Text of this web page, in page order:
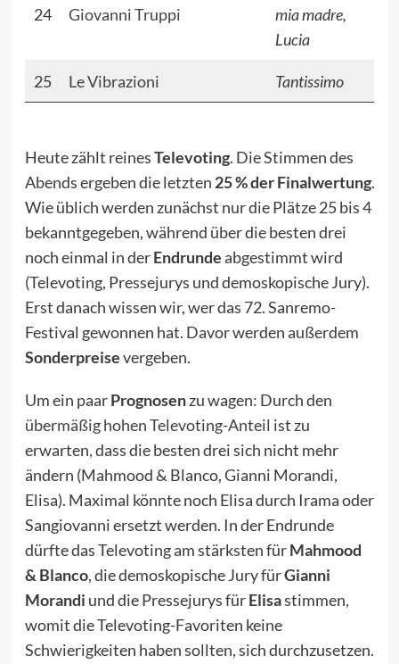
24 Giovanni Truppi
mia madre,
Lucia
25 Le Vibrazioni Tantissimo
Heute zählt reinesTelevoting. Die Stimmen des
Abends ergeben die letzten 25 % der Finalwertung.
Wie üblich werden zunächst nur die Plätze 25 bis 4
bekanntgegeben, während über die besten drei
noch einmal in derEndrundeabgestimmt wird
(Televoting, Pressejurys und demoskopische Jury).
Erst danach wissen wir, wer das 72. Sanremo-
Festival gewonnen hat. Davor werden außerdem
Sonderpreisevergeben.
Um ein paarPrognosenzu wagen: Durch den
übermäßig hohen Televoting-Anteil ist zu
erwarten, dass die besten drei sich nicht mehr
ändern (Mahmood & Blanco, Gianni Morandi,
Elisa). Maximal könnte noch Elisa durch Irama oder
Sangiovanni ersetzt werden. In der Endrunde
dürfte das Televoting am stärksten fürMahmood
& Blanco, die demoskopische Jury fürGianni
Morandi und die Pressejurys fürElisastimmen,
womit die Televoting-Favoriten keine
Schwierigkeiten haben sollten, sich durchzusetzen.